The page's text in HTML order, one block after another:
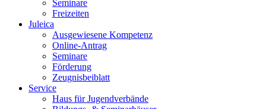
Seminare
Freizeiten
Juleica
Ausgewiesene Kompetenz
Online-Antrag
Seminare
Förderung
Zeugnisbeiblatt
Service
Haus für Jugendverbände